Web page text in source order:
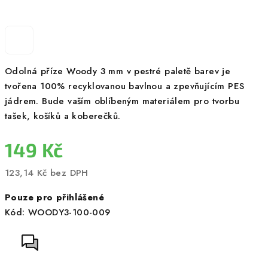
Odolná příze Woody 3 mm v pestré paletě barev je
tvořena 100% recyklovanou bavlnou a zpevňujícím PES
jádrem. Bude vaším oblíbeným materiálem pro tvorbu
tašek, košíků a koberečků.
149 Kč
123,14 Kč bez DPH
cena:
Pouze pro přihlášené
Kód: WOODY3-100-009